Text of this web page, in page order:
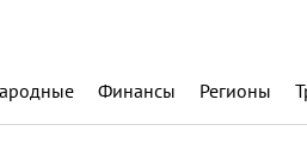
Финансы Регионы